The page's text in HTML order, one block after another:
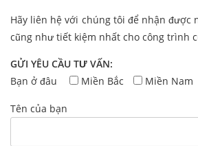
Hãy liên hệ với chúng tôi để nhận
cũng như tiết kiệm nhất cho công trình
GỬI YÊU CẦU TƯ VẤN:
Bạn ở đâu
Miền Bắc Miền Nam
Tên của bạn